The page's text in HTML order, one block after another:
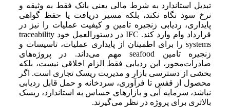
تبدیل استاندارد به شرط مالی یعنی بانک فقط به وثیقه و
نرخ سود نگاه نکند، بلکه مسیر دریافت یا حفظ گواهی
پایداری، ردیابی زنجیره تامین و کیفیت عملیات را نیز در
قرارداد وام وارد کند. IFC در دستورالعمل خود traceability
systems را برای اطمینان از پایداری عملیات، تاسیسات و
زنجیره تامین seafood مهم می‌داند. در پروژه‌های
صادرات‌محور، این ردیابی فقط الزام اخلاقی نیست، بلکه
بخشی از دسترسی بازار و مدیریت ریسک تجاری است. اگر
محصول از قفس تا فرآوری، سردخانه و حمل قابل ردیابی
نباشد، سرمایه آبی و بازارهای حساس به استاندارد، ریسک
بالاتری برای پروژه در نظر می‌گیرند.